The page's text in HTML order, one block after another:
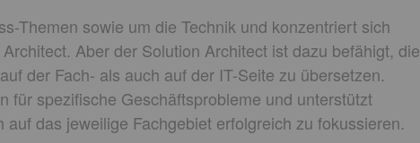
Themen sowie um die Technik und konzentriert sich
Aber der Solution Architect ist dazu befähigt, die
der Fach- als auch auf der IT-Seite zu übersetzen.
für spezifische Geschäftsprobleme und unterstützt
das jeweilige Fachgebiet erfolgreich zu fokussieren.